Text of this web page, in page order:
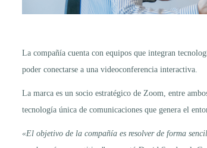
La compañía cuenta con equipos que integran
poder conectarse a una videoconferencia interactiva.
La marca es un socio estratégico de Zoom, entre
tecnología única de comunicaciones que genera el
«El objetivo de la compañía es resolver de forma